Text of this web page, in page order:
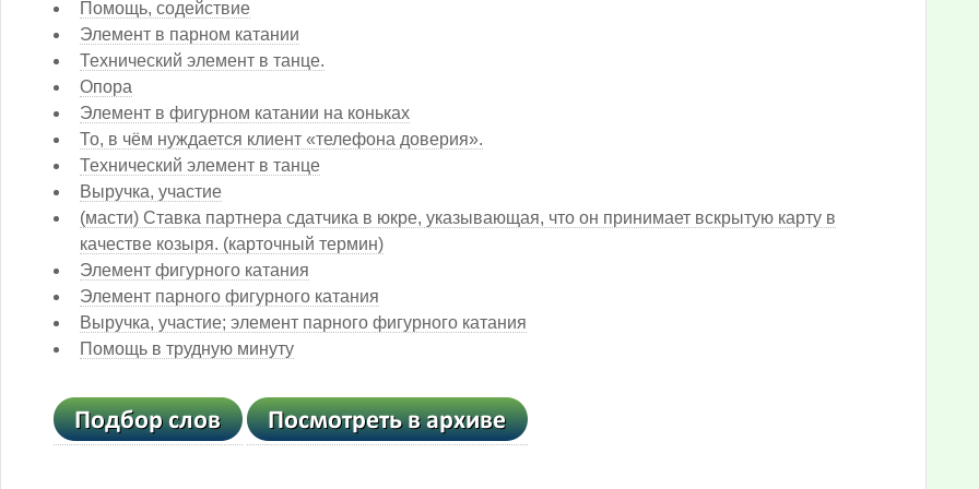
Помощь, содействие
Элемент в парном катании
Технический элемент в танце.
Опора
Элемент в фигурном катании на коньках
То, в чём нуждается клиент «телефона доверия».
Технический элемент в танце
Выручка, участие
(масти) Ставка партнера сдатчика в юкре, указывающая, что он принимает вскрытую карту в
качестве козыря. (карточный термин)
Элемент фигурного катания
Элемент парного фигурного катания
Выручка, участие; элемент парного фигурного катания
Помощь в трудную минуту